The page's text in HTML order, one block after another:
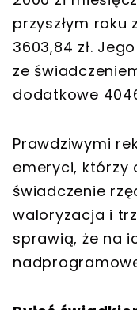
przyszłym roku
3603,84 zł.
ze
dodatkowe
Prawdziwymi
emeryci, którzy
świadczenie
waloryzacja i
sprawią, że na